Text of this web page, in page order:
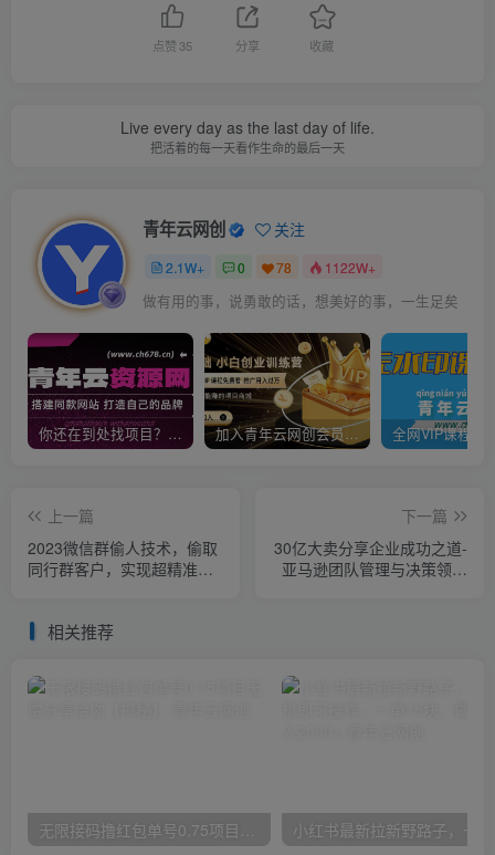
点赞35 分享 收藏
Live every day as the last day of life.
把活着的每一天看作生命的最后一天
青年云网创 关注
2.1W+ 0 78 1122W+
做有用的事，说勇敢的话，想美好的事，一生足矣
你还在到处找项目？还在当韭菜？我靠卖项目一个月收入5万+，曾经我也是个失败者。 加入青年云网创会员，全站资源免费学习。加入高级合伙人，推广日入1000+
上一篇
2023微信群偷人技术，偷取
同行群客户，实现超精准拓
下一篇
30亿大卖分享企业成功之道-
亚马逊团队管理与决策领导
相关推荐
无限接码撸红包单号0.75项目无偿分享给你【揭秘】